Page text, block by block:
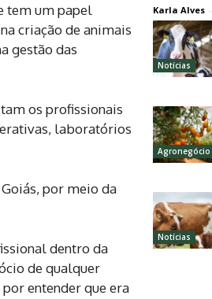
tem um papel
criação de animais
gestão das
os profissionais
laboratórios
por meio da
dentro da
de qualquer
entender que era
Karla Alves -
Notícias
Agronegócio
Notícias